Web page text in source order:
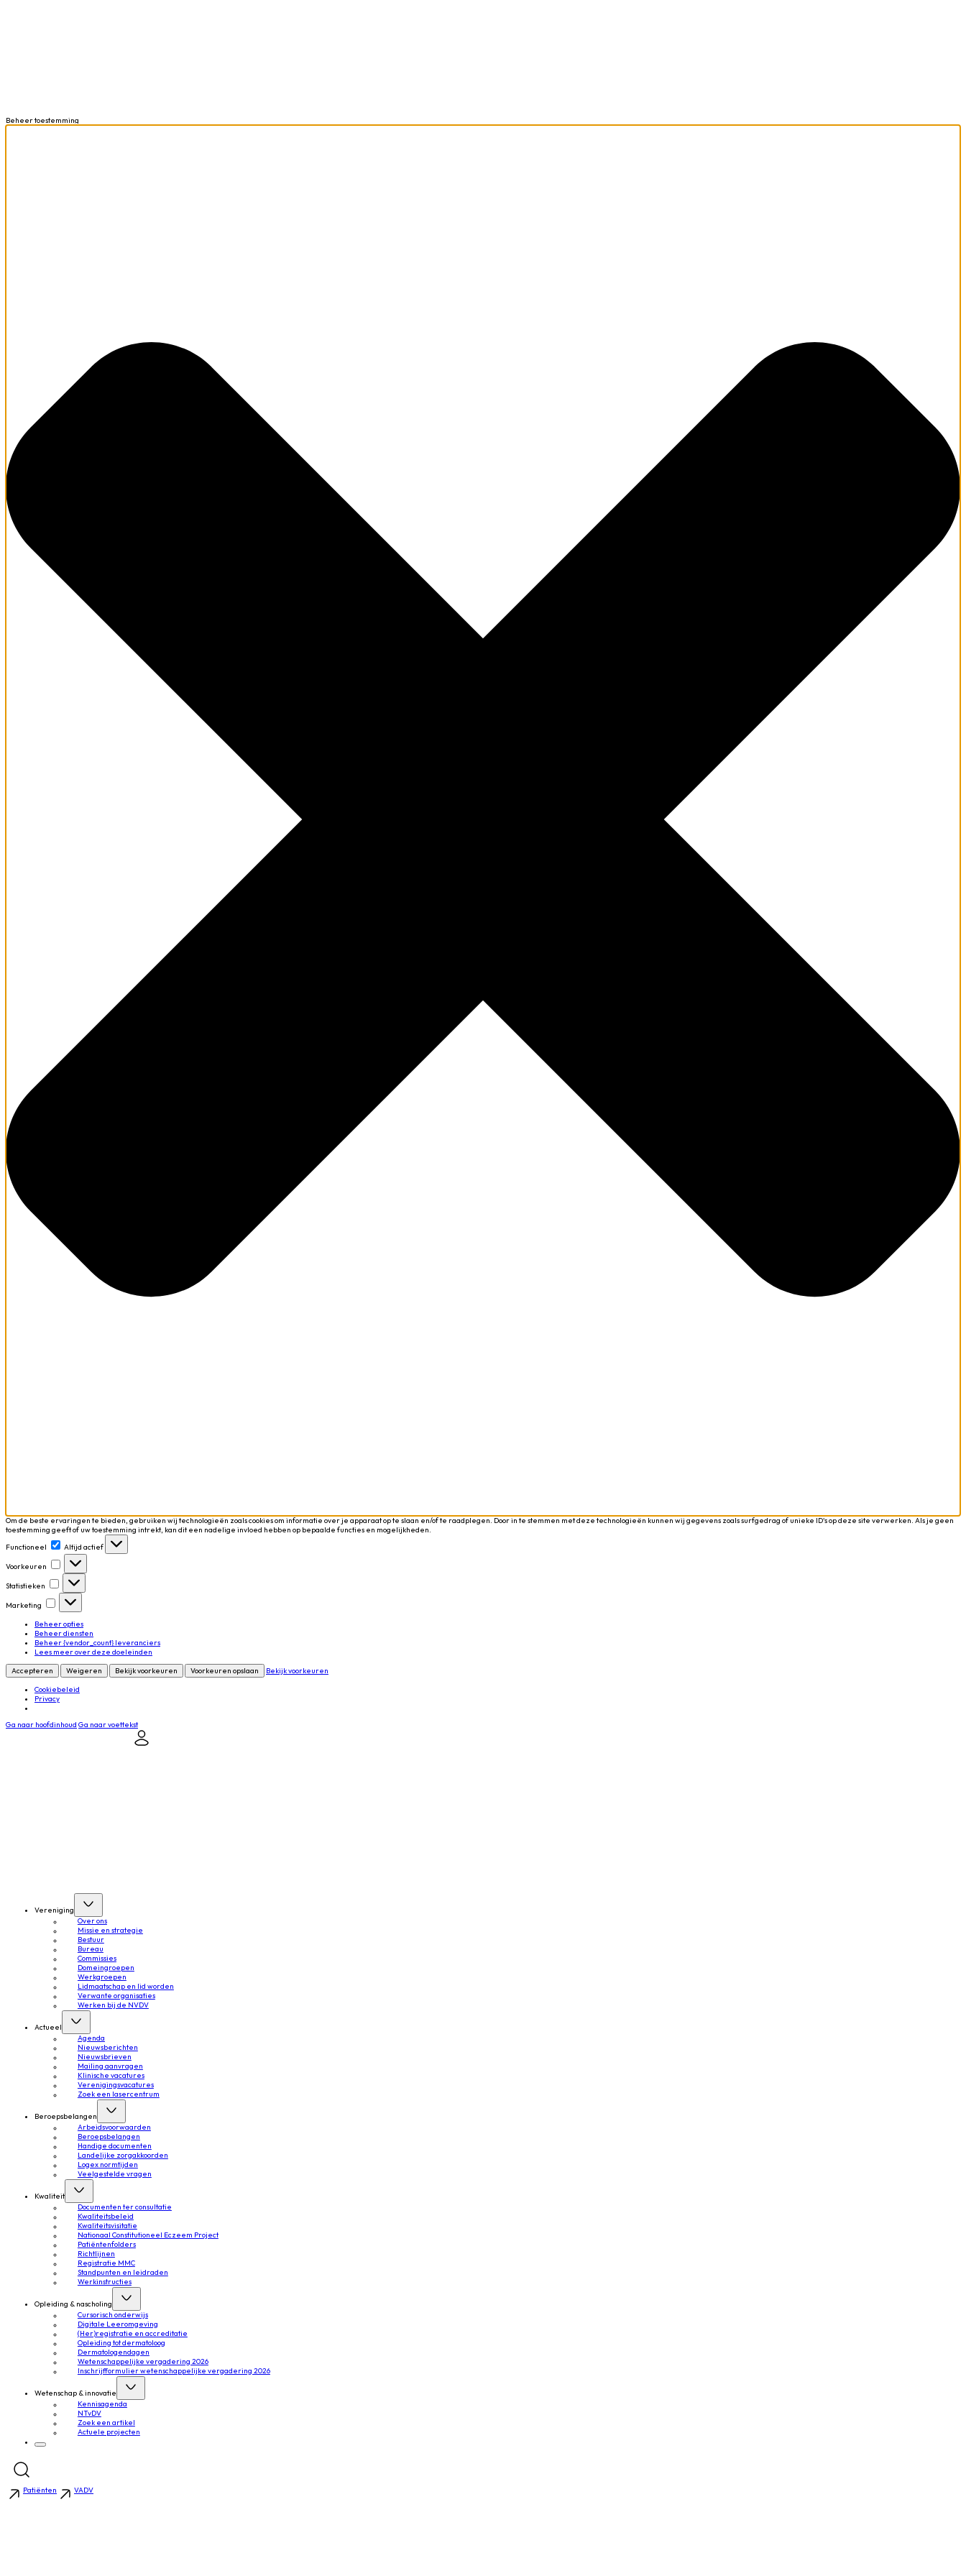
Beheer toestemming
Om de beste ervaringen te bieden, gebruiken wij technologieën zoals cookies om informatie over je apparaat op te slaan en/of te raadplegen. Door in te stemmen met deze technologieën kunnen wij gegevens zoals surfgedrag of unieke ID's op deze site verwerken. Als je geen
toestemming geeft of uw toestemming intrekt, kan dit een nadelige invloed hebben op bepaalde functies en mogelijkheden.
Functioneel
Altijd actief
Voorkeuren
Voorkeuren
Statistieken
Statistieken
Marketing
Marketing
Beheer opties
Beheer diensten
Beheer {vendor_count} leveranciers
Lees meer over deze doeleinden
Accepteren
Weigeren Bekijk voorkeuren Voorkeuren opslaan
Bekijk voorkeuren
Cookiebeleid
Privacy
Ga naar hoofdinhoud Ga naar voettekst
Vereniging
Over ons
Missie en strategie
Bestuur
Bureau
Commissies
Domeingroepen
Werkgroepen
Lidmaatschap en lid worden
Verwante organisaties
Werken bij de NVDV
Actueel
Agenda
Nieuwsberichten
Nieuwsbrieven
Mailing aanvragen
Klinische vacatures
Verenigingsvacatures
Zoek een lasercentrum
Beroepsbelangen
Arbeidsvoorwaarden
Beroepsbelangen
Handige documenten
Landelijke zorgakkoorden
Logex normtijden
Veelgestelde vragen
Kwaliteit
Documenten ter consultatie
Kwaliteitsbeleid
Kwaliteitsvisitatie
Nationaal Constitutioneel Eczeem Project
Patiëntenfolders
Richtlijnen
Registratie MMC
Standpunten en leidraden
Werkinstructies
Opleiding & nascholing
Cursorisch onderwijs
Digitale Leeromgeving
(Her)registratie en accreditatie
Opleiding tot dermatoloog
Dermatologendagen
Wetenschappelijke vergadering 2026
Inschrijfformulier wetenschappelijke vergadering 2026
Wetenschap & innovatie
Kennisagenda
NTvDV
Zoek een artikel
Actuele projecten
Patiënten VADV